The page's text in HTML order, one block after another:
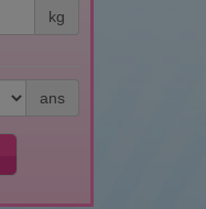
kg
ans